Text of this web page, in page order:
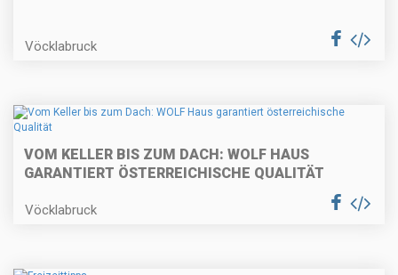
Vöcklabruck
VOM KELLER BIS ZUM DACH: WOLF HAUS
GARANTIERT ÖSTERREICHISCHE QUALITÄT
Vöcklabruck